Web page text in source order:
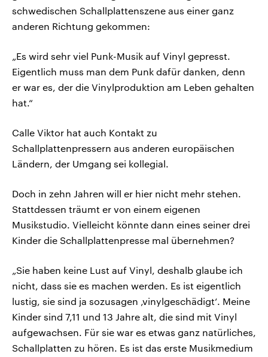
schwedischen Schallplattenszene aus einer ganz
anderen Richtung gekommen:
„Es wird sehr viel Punk-Musik auf Vinyl gepresst.
Eigentlich muss man dem Punk dafür danken, denn
er war es, der die Vinylproduktion am Leben gehalten
hat.“
Calle Viktor hat auch Kontakt zu
Schallplattenpressern aus anderen europäischen
Ländern, der Umgang sei kollegial.
Doch in zehn Jahren will er hier nicht mehr stehen.
Stattdessen träumt er von einem eigenen
Musikstudio. Vielleicht könnte dann eines seiner drei
Kinder die Schallplattenpresse mal übernehmen?
„Sie haben keine Lust auf Vinyl, deshalb glaube ich
nicht, dass sie es machen werden. Es ist eigentlich
lustig, sie sind ja sozusagen ‚vinylgeschädigt‘. Meine
Kinder sind 7,11 und 13 Jahre alt, die sind mit Vinyl
aufgewachsen. Für sie war es etwas ganz natürliches,
Schallplatten zu hören. Es ist das erste Musikmedium